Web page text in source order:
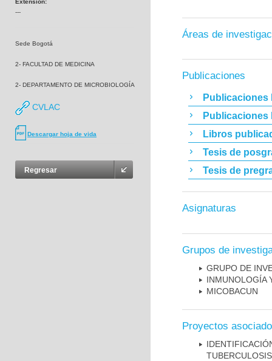
Extensión:
---
Sede Bogotá
2- FACULTAD DE MEDICINA
2- DEPARTAMENTO DE MICROBIOLOGÍA
CVLAC
Descargar hoja de vida
Regresar
Áreas de
Publicaciones
Publicaciones
Publicaciones
Libros
Tesis de
Tesis de
Asignaturas
Grupos de
GRUPO DE
INMUNOLOGÍA
MICOBAC­UN
Proyectos